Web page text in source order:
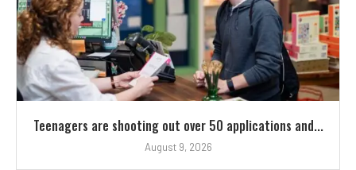
Teenagers are shooting out over 50 applications and...
August 9, 2026